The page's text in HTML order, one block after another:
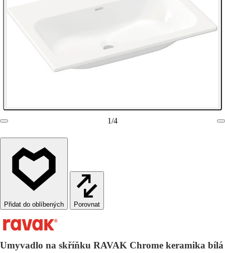
1/4
Porovnat
Umyvadlo na skříňku RAVAK Chrome keramika bílá